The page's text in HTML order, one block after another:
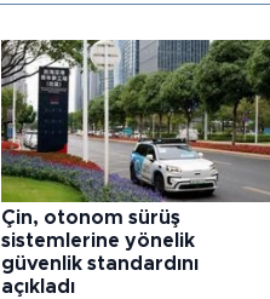
Çin, otonom sürüş
sistemlerine yönelik
güvenlik standardını
açıkladı